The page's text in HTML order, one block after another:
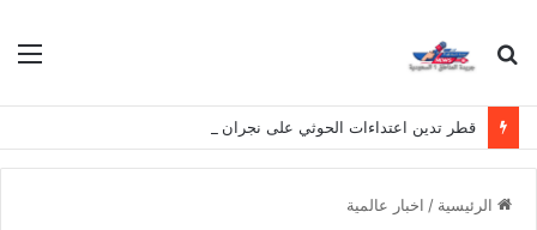
بحث
الرئيسية / اخبار عالمية